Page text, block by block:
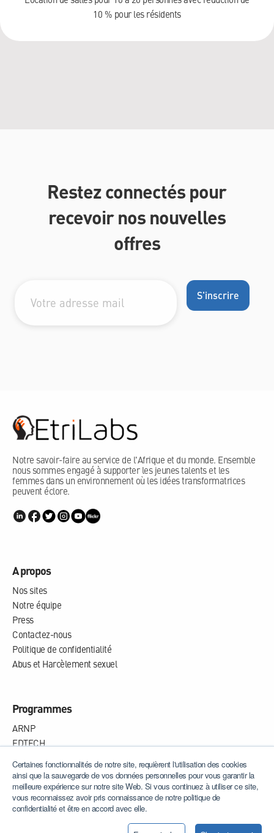
10 % pour les résidents
Restez connectés pour
recevoir nos nouvelles
offres
Notre savoir-faire au service de l'Afrique et du monde. Ensemble
nous sommes engagé à supporter les jeunes talents et les
femmes dans un environnement où les idées transformatrices
peuvent éclore.
A propos
Nos sites
Notre équipe
Press
Contactez-nous
Politique de confidentialité
Abus et Harcèlement sexuel
Programmes
ARNP
EDTECH
WHISPA
Certaines fonctionnalités de notre site, requièrent l'utilisation des cookies
ainsi que la sauvegarde de vos données personnelles pour vous garantir la
meilleure expérience sur notre site Web. Si vous continuez à utiliser ce site,
vous reconnaissez avoir pris connaissance de notre politique de
confidentialité et être en accord avec elle.